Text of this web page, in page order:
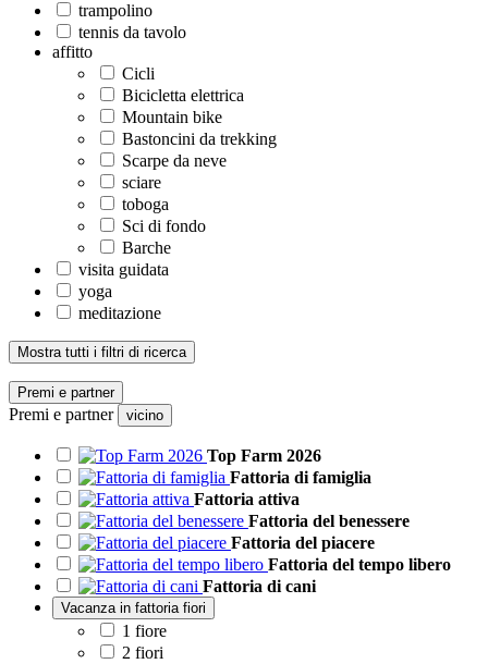
trampolino
tennis da tavolo
affitto
Cicli
Bicicletta elettrica
Mountain bike
Bastoncini da trekking
Scarpe da neve
sciare
toboga
Sci di fondo
Barche
visita guidata
yoga
meditazione
Mostra tutti i filtri di ricerca
Premi e partner
Premi e partner vicino
Top Farm 2026
Fattoria di famiglia
Fattoria attiva
Fattoria del benessere
Fattoria del piacere
Fattoria del tempo libero
Fattoria di cani
Vacanza in fattoria fiori
1 fiore
2 fiori